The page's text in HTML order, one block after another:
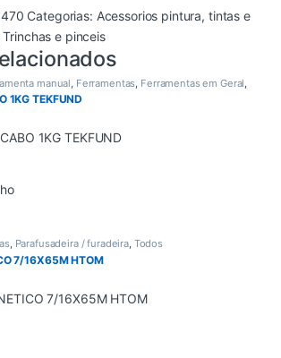
Categorias: Acessorios pintura, tintas e
Trinchas e pinceis
manual Ferramentas Ferramentas em Geral
1KG TEKFUND
, Parafusadeira / furadeira, Todos
7/16X65M HTOM